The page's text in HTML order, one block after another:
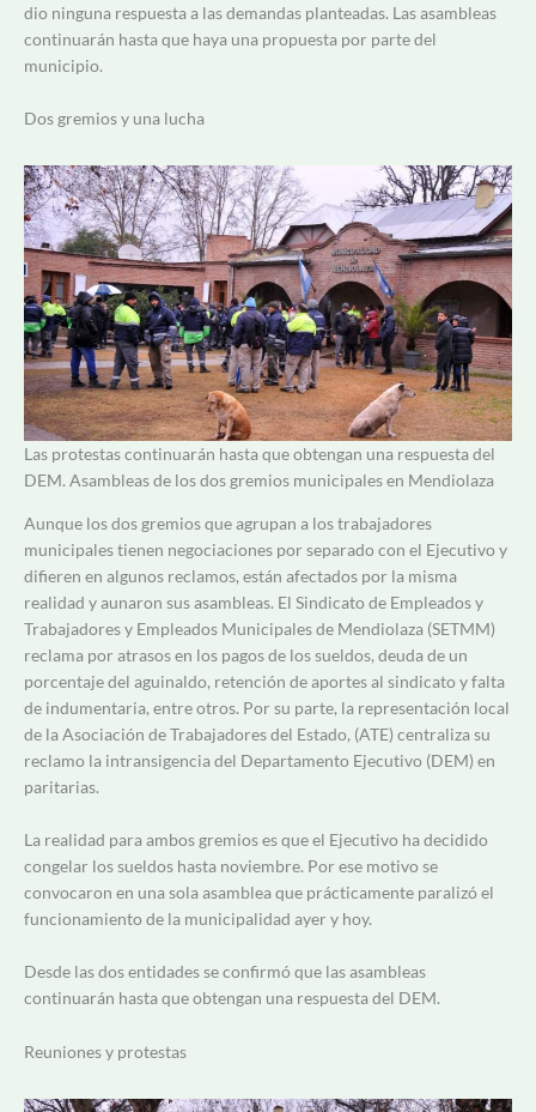
dio ninguna respuesta a las demandas planteadas. Las asambleas
continuarán hasta que haya una propuesta por parte del
municipio.
Dos gremios y una lucha
Las protestas continuarán hasta que obtengan una respuesta del
DEM. Asambleas de los dos gremios municipales en Mendiolaza
Aunque los dos gremios que agrupan a los trabajadores
municipales tienen negociaciones por separado con el Ejecutivo y
difieren en algunos reclamos, están afectados por la misma
realidad y aunaron sus asambleas. El Sindicato de Empleados y
Trabajadores y Empleados Municipales de Mendiolaza (SETMM)
reclama por atrasos en los pagos de los sueldos, deuda de un
porcentaje del aguinaldo, retención de aportes al sindicato y falta
de indumentaria, entre otros. Por su parte, la representación local
de la Asociación de Trabajadores del Estado, (ATE) centraliza su
reclamo la intransigencia del Departamento Ejecutivo (DEM) en
paritarias.
La realidad para ambos gremios es que el Ejecutivo ha decidido
congelar los sueldos hasta noviembre. Por ese motivo se
convocaron en una sola asamblea que prácticamente paralizó el
funcionamiento de la municipalidad ayer y hoy.
Desde las dos entidades se confirmó que las asambleas
continuarán hasta que obtengan una respuesta del DEM.
Reuniones y protestas